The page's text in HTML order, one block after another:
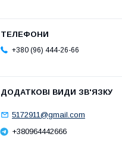
+380 (96) 444-26-66
5172911@gmail.com
+380964442666